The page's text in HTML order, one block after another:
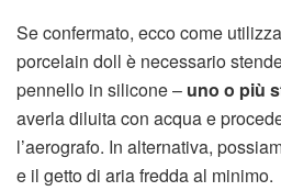
Se confermato, ecco come
porcelain doll è necessario
pennello in silicone – uno o più
averla diluita con acqua e
l’aerografo. In alternativa,
e il getto di aria fredda al minimo.